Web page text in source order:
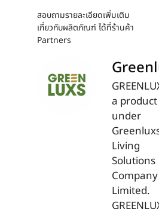
สอบถามรายละเอียดเพิ่มเติม
เกี่ยวกับผลิตภัณฑ์ ได้ที่ร้านค้า
Partners
a product
under
Living
Solutions
Company
Limited.